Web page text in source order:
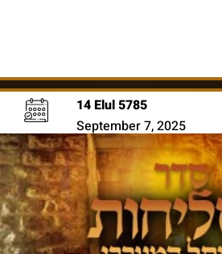
14 Elul 5785
September 7, 2025